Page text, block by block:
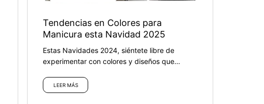
Tendencias en Colores para
Manicura esta Navidad 2025
Estas Navidades 2024, siéntete libre de
experimentar con colores y diseños que
LEER MÁS